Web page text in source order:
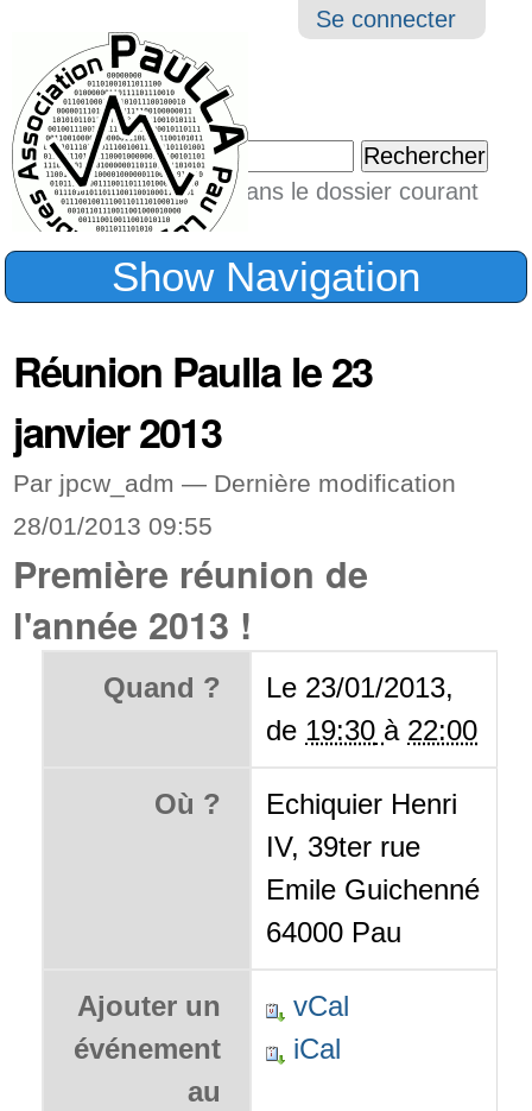
Outils
Se connecter
Chercher par
Seulement dans le dossier courant
Recherche
Show Navigation
Réunion Paulla le 23
janvier 2013
Par jpcw_adm — Dernière modification
28/01/2013 09:55
Première réunion de
l'année 2013 !
Quand ?
Le 23/01/2013,
de 19:30 à 22:00
Où ?
Echiquier Henri
IV, 39ter rue
Emile Guichenné
64000 Pau
Ajouter un
événement
au
vCal
iCal